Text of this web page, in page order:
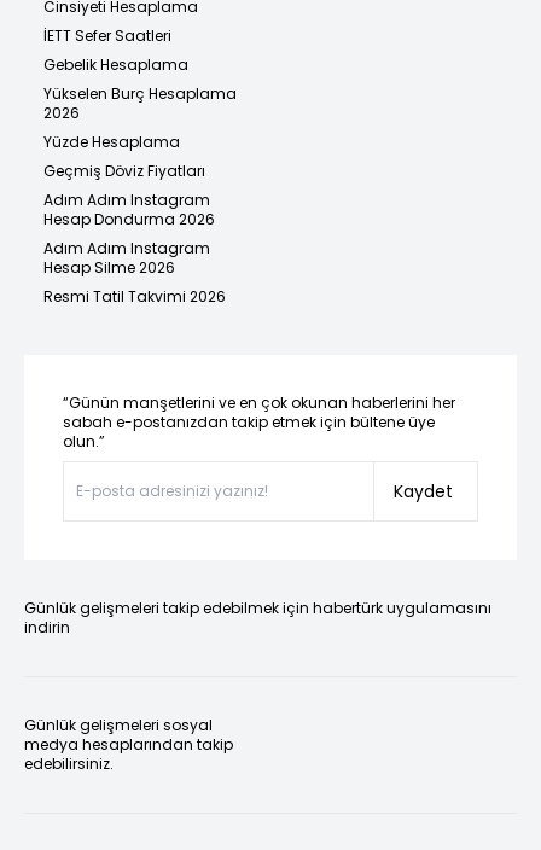
Cinsiyeti Hesaplama
İETT Sefer Saatleri
Gebelik Hesaplama
Yükselen Burç Hesaplama
2026
Yüzde Hesaplama
Geçmiş Döviz Fiyatları
Adım Adım Instagram
Hesap Dondurma 2026
Adım Adım Instagram
Hesap Silme 2026
Resmi Tatil Takvimi 2026
“Günün manşetlerini ve en çok okunan haberlerini her
sabah e-postanızdan takip etmek için bültene üye
olun.”
Kaydet
Günlük gelişmeleri takip edebilmek için habertürk uygulamasını
indirin
Günlük gelişmeleri sosyal
medya hesaplarından takip
edebilirsiniz.